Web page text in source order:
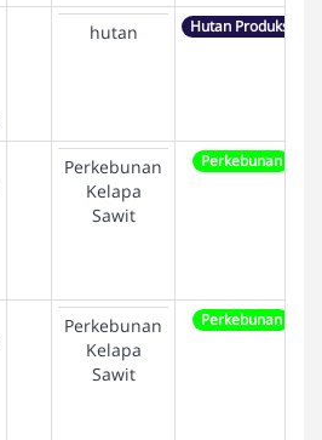
hutan Hutan Produksi
Perkebunan
Kelapa
Sawit
Perkebunan
Perkebunan
Kelapa
Sawit
Perkebunan